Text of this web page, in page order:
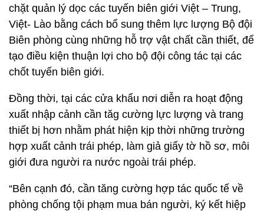
chặt quản lý dọc các tuyến biên giới Việt – Trung,
Việt- Lào bằng cách bổ sung thêm lực lượng Bộ đội
Biên phòng cùng những hỗ trợ vật chất cần thiết, để
tạo điều kiện thuận lợi cho bộ đội công tác tại các
chốt tuyến biên giới.
Đồng thời, tại các cửa khẩu nơi diễn ra hoạt động
xuất nhập cảnh cần tăg cường lực lượng và trang
thiết bị hơn nhằm phát hiện kịp thời những trường
hợp xuất cảnh trái phép, làm giả giấy tờ hồ sơ, môi
giới đưa người ra nước ngoài trái phép.
“Bên cạnh đó, cần tăng cường hợp tác quốc tế về
phòng chống tội phạm mua bán người, ký kết hiệp